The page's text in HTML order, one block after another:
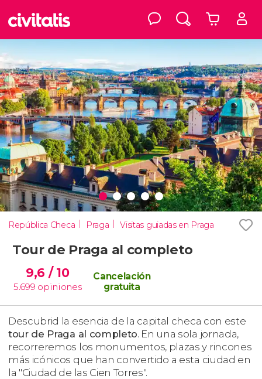
República Checa Praga Visitas guiadas en Praga
Tour de Praga al completo
9,6 / 10
5.699 opiniones
Cancelación
gratuita
Descubrid la esencia de la capital checa con este
tour de Praga al completo. En una sola jornada,
recorreremos los monumentos, plazas y rincones
más icónicos que han convertido a esta ciudad en
la "Ciudad de las Cien Torres".